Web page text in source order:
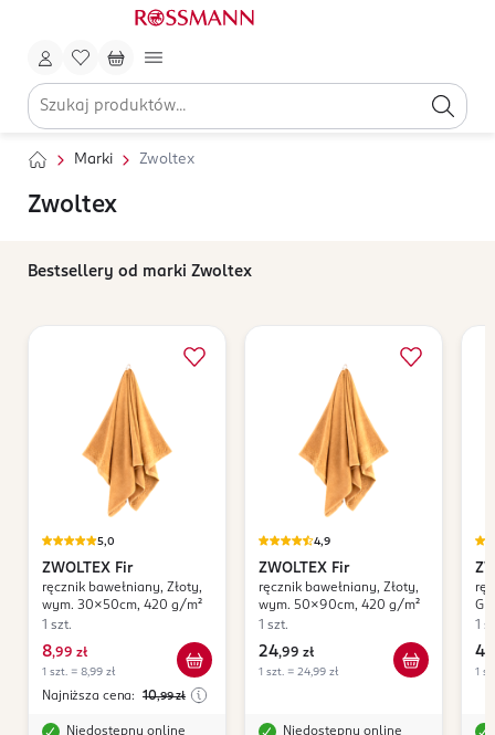
Marki Zwoltex
Zwoltex
Bestsellery od marki Zwoltex
5,0
ZWOLTEX Fir
ręcznik bawełniany, Złoty,
wym. 30x50cm, 420 g/m²
1 szt.
8,99 zł
1 szt. = 8,99 zł
Najniższa cena: 10,99 zł
Niedostępny online
4,9
ZWOLTEX Fir
ręcznik bawełniany, Złoty,
wym. 50x90cm, 420 g/m²
1 szt.
24,99 zł
1 szt. = 24,99 zł
Niedostępny online
1
47
1